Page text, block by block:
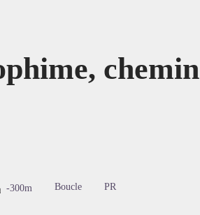
chemin
-300m Boucle PR